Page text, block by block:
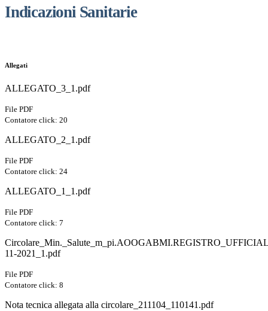
Indicazioni Sanitarie
Allegati
ALLEGATO_3_1.pdf
File PDF
Contatore click: 20
ALLEGATO_2_1.pdf
File PDF
Contatore click: 24
ALLEGATO_1_1.pdf
File PDF
Contatore click: 7
11-2021_1.pdf
File PDF
Contatore click: 8
Nota tecnica allegata alla circolare_211104_110141.pdf